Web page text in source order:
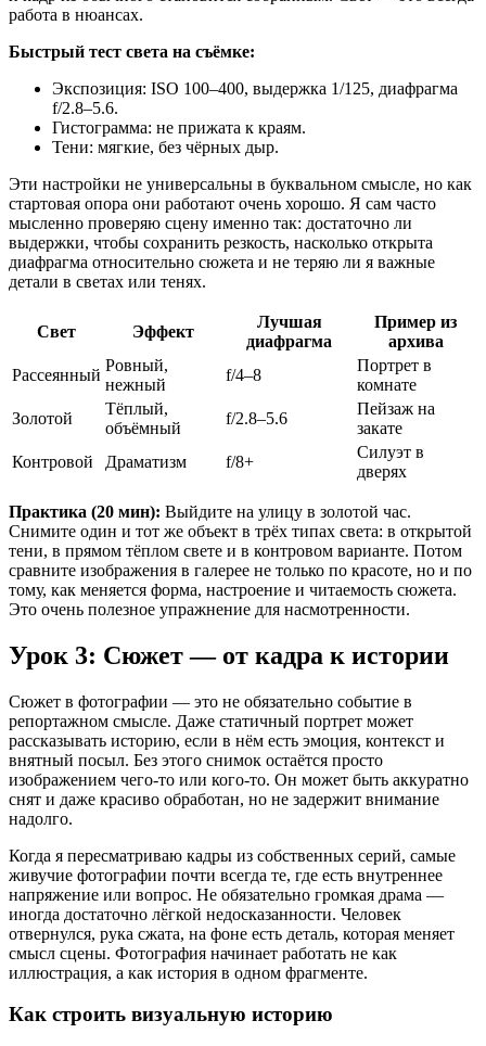
работа в нюансах.
Быстрый тест света на съёмке:
Экспозиция: ISO 100–400, выдержка 1/125, диафрагма
f/2.8–5.6.
Гистограмма: не прижата к краям.
Тени: мягкие, без чёрных дыр.
Эти настройки не универсальны в буквальном смысле, но как
стартовая опора они работают очень хорошо. Я сам часто
мысленно проверяю сцену именно так: достаточно ли
выдержки, чтобы сохранить резкость, насколько открыта
диафрагма относительно сюжета и не теряю ли я важные
детали в светах или тенях.
Свет Эффект
Лучшая
диафрагма
Пример из
архива
Рассеянный
Ровный,
нежный
f/4–8
Портрет в
комнате
Золотой
Тёплый,
объёмный
f/2.8–5.6
Пейзаж на
закате
Контровой
Драматизм f/8+
Силуэт в
дверях
Практика (20 мин): Выйдите на улицу в золотой час.
Снимите один и тот же объект в трёх типах света: в открытой
тени, в прямом тёплом свете и в контровом варианте. Потом
сравните изображения в галерее не только по красоте, но и по
тому, как меняется форма, настроение и читаемость сюжета.
Это очень полезное упражнение для насмотренности.
Урок 3: Сюжет — от кадра к истории
Сюжет в фотографии — это не обязательно событие в
репортажном смысле. Даже статичный портрет может
рассказывать историю, если в нём есть эмоция, контекст и
внятный посыл. Без этого снимок остаётся просто
изображением чего-то или кого-то. Он может быть аккуратно
снят и даже красиво обработан, но не задержит внимание
надолго.
Когда я пересматриваю кадры из собственных серий, самые
живучие фотографии почти всегда те, где есть внутреннее
напряжение или вопрос. Не обязательно громкая драма —
иногда достаточно лёгкой недосказанности. Человек
отвернулся, рука сжата, на фоне есть деталь, которая меняет
смысл сцены. Фотография начинает работать не как
иллюстрация, а как история в одном фрагменте.
Как строить визуальную историю